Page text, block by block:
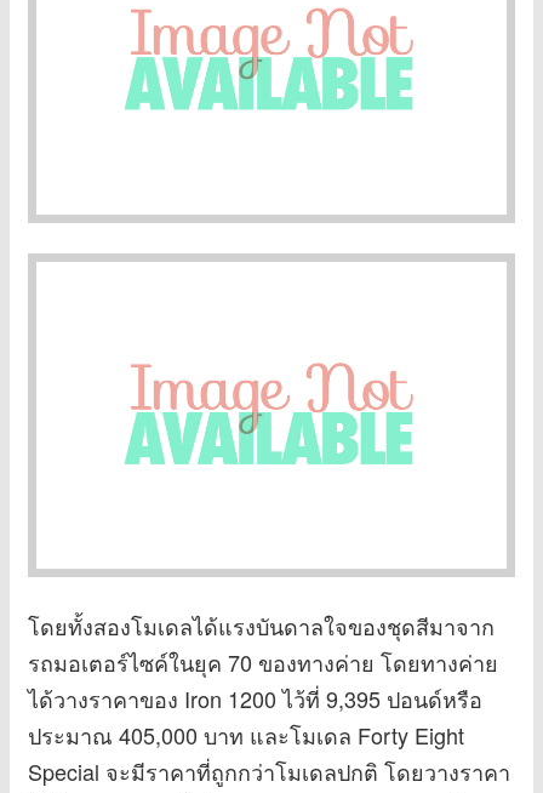
โดยทั้งสองโมเดลได้แรงบันดาลใจของชุดสีมาจาก
รถมอเตอร์ไซค์ในยุค 70 ของทางค่าย โดยทางค่าย
ได้วางราคาของ Iron 1200 ไว้ที่ 9,395 ปอนด์หรือ
ประมาณ 405,000 บาท และโมเดล Forty Eight
Special จะมีราคาที่ถูกกว่าโมเดลปกติ โดยวางราคา